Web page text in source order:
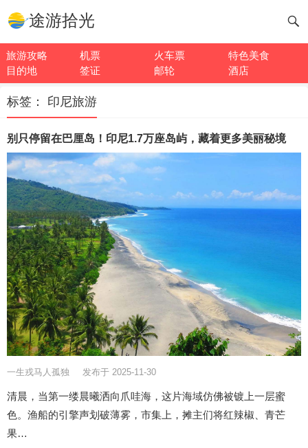
途游拾光
旅游攻略 机票 火车票
特色美食
目的地
签证 邮轮 酒店
标签： 印尼旅游
别只停留在巴厘岛！印尼1.7万座岛屿，藏着更多美丽秘境
一生戎马人孤独 发布于 2025-11-30
清晨，当第一缕晨曦洒向爪哇海，这片海域仿佛被镀上一层蜜
色。渔船的引擎声划破薄雾，市集上，摊主们将红辣椒、青芒
果…